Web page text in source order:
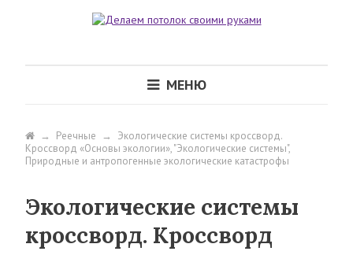
МЕНЮ
→ Реечные →
Экологические системы кроссворд.
Кроссворд «Основы экологии», "Экологические системы",
Природные и антропогенные экологические катастрофы
Экологические системы
кроссворд. Кроссворд